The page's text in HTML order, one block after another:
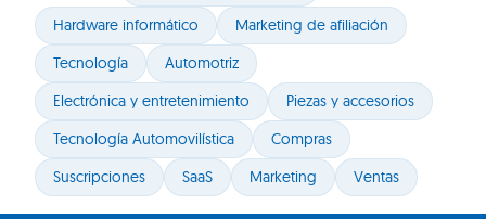
Hardware informático
Marketing de afiliación
Tecnología
Automotriz
Electrónica y entretenimiento
Piezas y accesorios
Tecnología Automovilística
Compras
Suscripciones
SaaS Marketing Ventas